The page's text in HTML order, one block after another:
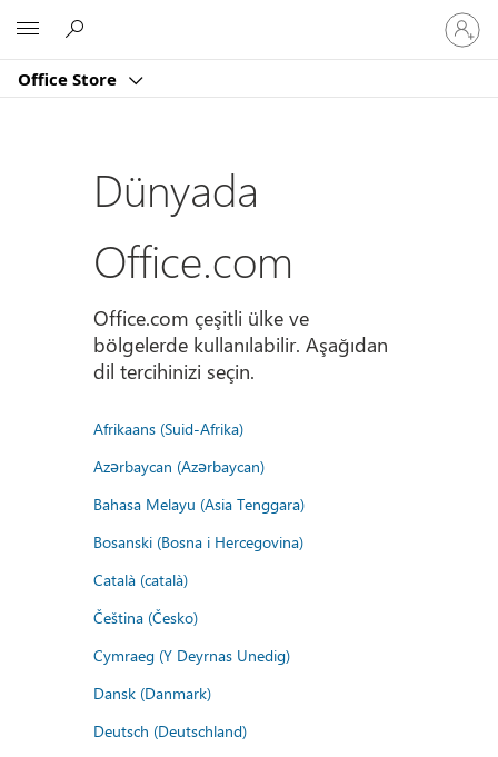
Office Store
oturum
açın
Dünyada
Office.com
Office.com çeşitli ülke ve
bölgelerde kullanılabilir. Aşağıdan
dil tercihinizi seçin.
Afrikaans (Suid-Afrika)
Azərbaycan (Azərbaycan)
Bahasa Melayu (Asia Tenggara)
Bosanski (Bosna i Hercegovina)
Català (català)
Čeština (Česko)
Cymraeg (Y Deyrnas Unedig)
Dansk (Danmark)
Deutsch (Deutschland)